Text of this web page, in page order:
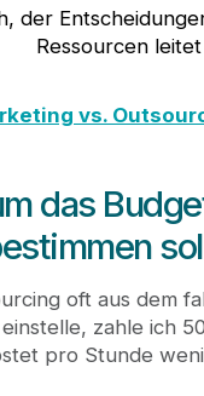
der
Ressourcen leitet
vs.
das
oft aus dem
zahle ich
pro Stunde